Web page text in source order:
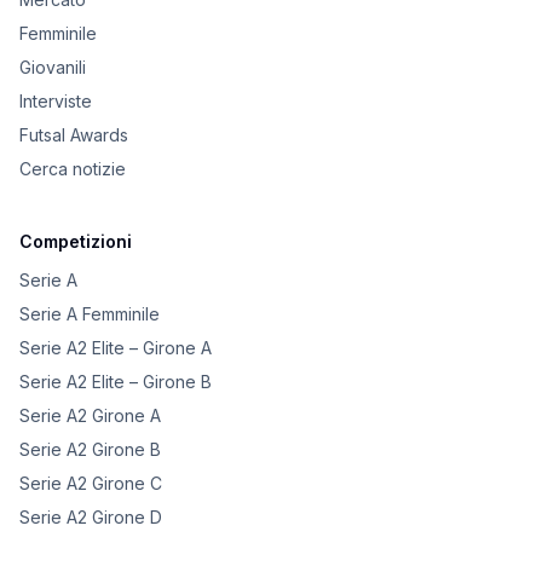
Femminile
Giovanili
Interviste
Futsal Awards
Cerca notizie
Competizioni
Serie A
Serie A Femminile
Serie A2 Elite – Girone A
Serie A2 Elite – Girone B
Serie A2 Girone A
Serie A2 Girone B
Serie A2 Girone C
Serie A2 Girone D